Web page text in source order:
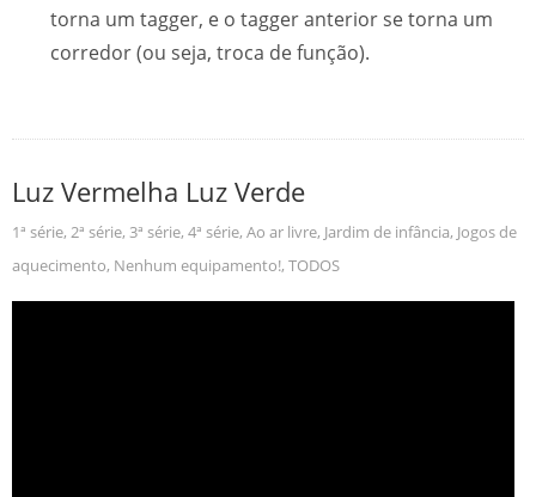
torna um tagger, e o tagger anterior se torna um
corredor (ou seja, troca de função).
Luz Vermelha Luz Verde
1ª série, 2ª série, 3ª série, 4ª série, Ao ar livre, Jardim de infância, Jogos de
aquecimento, Nenhum equipamento!, TODOS